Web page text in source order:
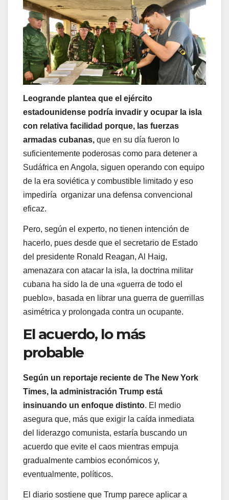
Leogrande plantea que el ejército
estadounidense podría invadir y ocupar la isla
con relativa facilidad porque, las fuerzas
armadas cubanas, que en su día fueron lo
suficientemente poderosas como para detener a
Sudáfrica en Angola, siguen operando con equipo
de la era soviética y combustible limitado y eso
impediría organizar una defensa convencional
eficaz.
Pero, según el experto, no tienen intención de
hacerlo, pues desde que el secretario de Estado
del presidente Ronald Reagan, Al Haig,
amenazara con atacar la isla, la doctrina militar
cubana ha sido la de una «guerra de todo el
pueblo», basada en librar una guerra de guerrillas
asimétrica y prolongada contra un ocupante.
El acuerdo, lo más
probable
Según un reportaje reciente de The New York
Times, la administración Trump está
insinuando un enfoque distinto. El medio
asegura que, más que exigir la caída inmediata
del liderazgo comunista, estaría buscando un
acuerdo que evite el caos mientras empuja
gradualmente cambios económicos y,
eventualmente, políticos.
El diario sostiene que Trump parece aplicar a